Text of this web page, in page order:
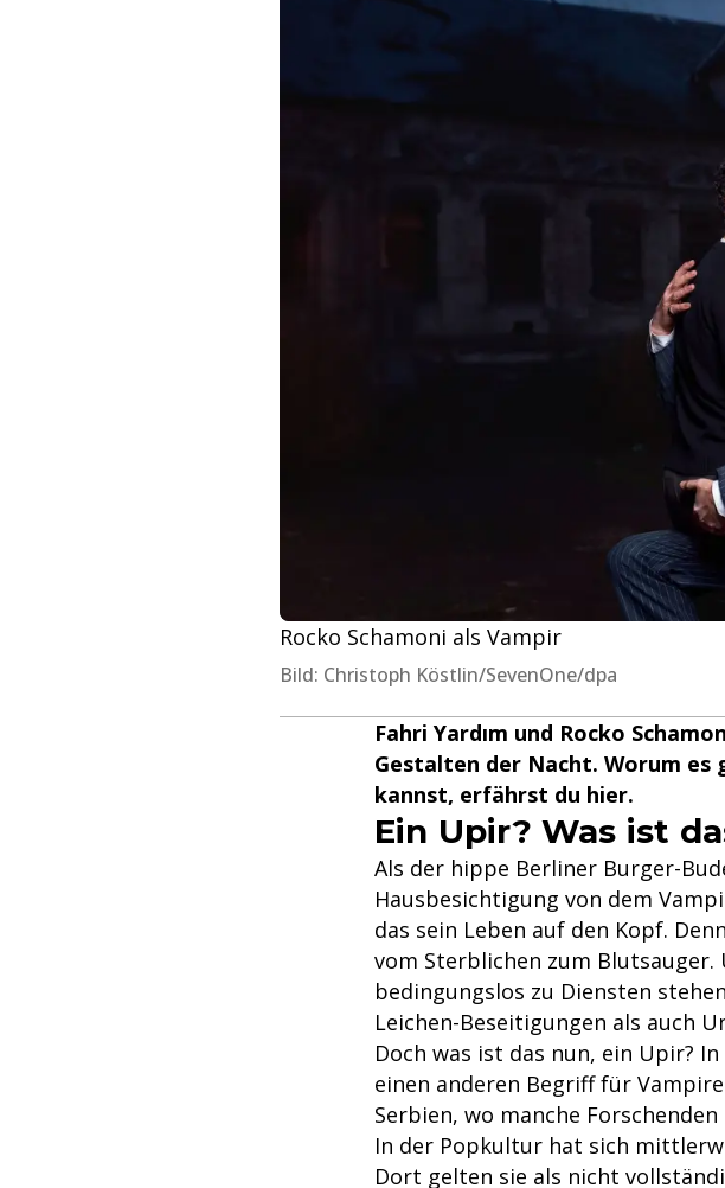
Rocko Schamoni als Vampir
Bild: Christoph Köstlin/SevenOne/dpa
Fahri Yardım und Rocko
Gestalten der Nacht. Worum es
kannst, erfährst du hier.
Ein Upir? Was ist
Als der hippe Berliner Burger-
Hausbesichtigung von dem
das sein Leben auf den Kopf.
vom Sterblichen zum
bedingungslos zu Diensten
Leichen-Beseitigungen als auch
Doch was ist das nun, ein Upir?
einen anderen Begriff für
Serbien, wo manche
In der Popkultur hat sich
Dort gelten sie als nicht